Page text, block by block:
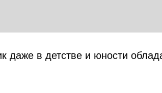
даже в детстве и юности